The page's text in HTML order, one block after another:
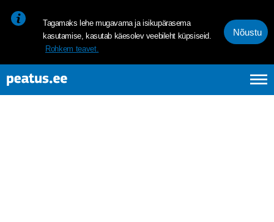
Tagamaks lehe mugavama ja isikupärasema
kasutamise, kasutab käesolev veebileht küpsiseid.
Rohkem teavet.
Nõustu